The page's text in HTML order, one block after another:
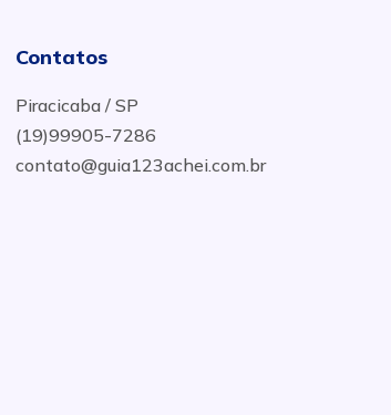
no Bairro Santa Rita em Piracicaba - SP
Contatos
Piracicaba / SP
(19)99905-7286
contato@guia123achei.com.br